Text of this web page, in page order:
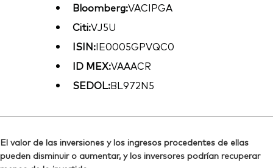
Bloomberg:VACIPGA
Citi:VJ5U
ISIN:IE0005GPVQC0
ID MEX:VAAACR
SEDOL:BL972N5
El valor de las inversiones y los ingresos procedentes de ellas
pueden disminuir o aumentar, y los inversores podrían recuperar